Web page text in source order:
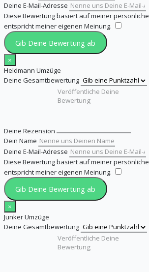
Deine E-Mail-Adresse
Diese Bewertung basiert auf meiner
entspricht meiner eigenen Meinung.
Gib Deine Bewertung ab
×
Heldmann Umzüge
Deine Gesamtbewertung
Deine Rezension
Dein Name
Deine E-Mail-Adresse
Diese Bewertung basiert auf meiner
entspricht meiner eigenen Meinung.
Gib Deine Bewertung ab
×
Junker Umzüge
Deine Gesamtbewertung